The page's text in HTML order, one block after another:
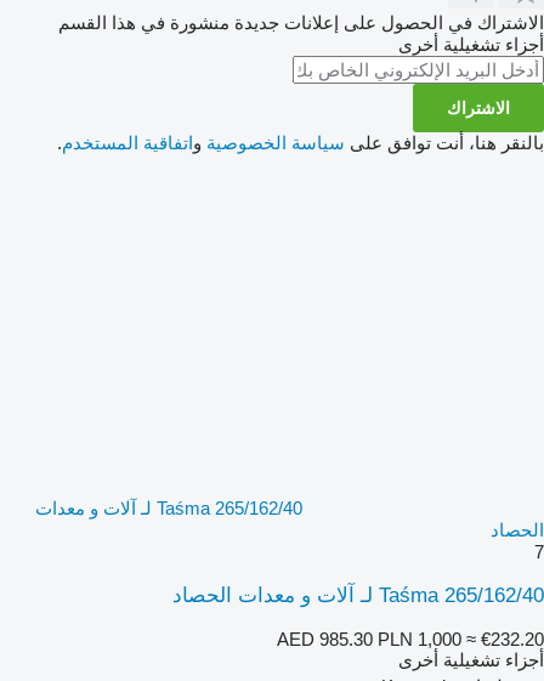
الاشتراك في الحصول على إعلانات جديدة منشورة في هذا القسم
أجزاء تشغيلية أخرى
الاشتراك
بالنقر هنا، أنت توافق على سياسة الخصوصية واتفاقية المستخدم.
Taśma 265/162/40 لـ آلات و معدات
الحصاد
7
Taśma 265/162/40 لـ آلات و معدات الحصاد
AED 985.30 PLN 1,000 ≈ €232.20
أجزاء تشغيلية أخرى